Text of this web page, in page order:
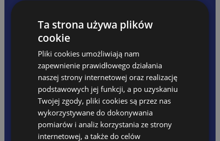
Jak uczymy?
Filmy – jak uczymy
Korzyści z kształcenia dwujęzycznego
Forest Adventure
OFERTA
Organizacja grup
Program Dydaktyczny
Zajęcia dodatkowe
Forest Adventure
Oferta wakacyjna 2026
Opłaty
PLANY DNIA
REKRUTACJA
Ta strona używa plików
cookie
Pliki cookies umożliwiają nam
zapewnienie prawidłowego działania
naszej strony internetowej oraz realizację
podstawowych jej funkcji, a po uzyskaniu
Twojej zgody, pliki cookies są przez nas
wykorzystywane do dokonywania
pomiarów i analiz korzystania ze strony
internetowej, a także do celów